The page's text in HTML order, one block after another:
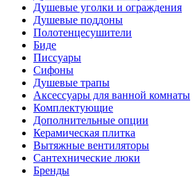
Душевые уголки и ограждения
Душевые поддоны
Полотенцесушители
Биде
Писсуары
Сифоны
Душевые трапы
Аксессуары для ванной комнаты
Комплектующие
Дополнительные опции
Керамическая плитка
Вытяжные вентиляторы
Сантехнические люки
Бренды